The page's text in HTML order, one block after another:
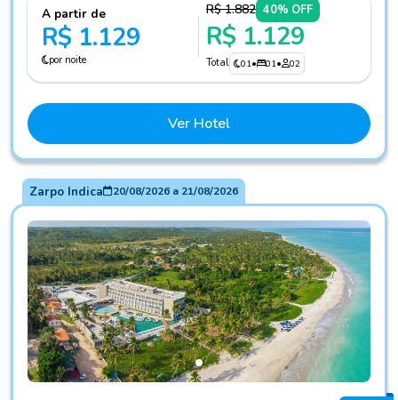
A partir de
R$ 1.129
por noite
R$ 1.882 40% OFF
R$ 1.129
Total 01• 01• 02
Ver Hotel
Zarpo Indica 20/08/2026a 21/08/2026